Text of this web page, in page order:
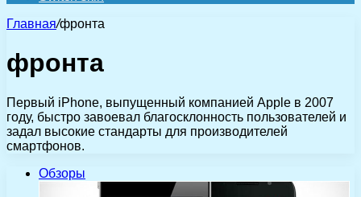
Главная/фронта
фронта
Первый iPhone, выпущенный компанией Apple в 2007
году, быстро завоевал благосклонность пользователей и
задал высокие стандарты для производителей
смартфонов.
Обзоры